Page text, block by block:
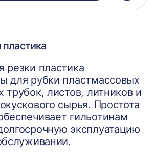
резки пластика
для рубки пластмассовых
трубок, листов, литников и
сырья. Простота
гильотинам
эксплуатацию